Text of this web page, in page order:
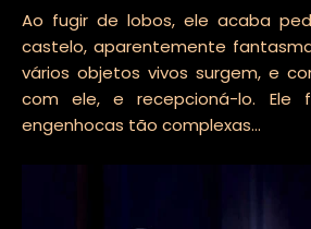
Ao fugir de lobos, ele acaba
castelo, aparentemente
vários objetos vivos surgem, e
com ele, e recepcioná-lo. Ele
engenhocas tão complexas...